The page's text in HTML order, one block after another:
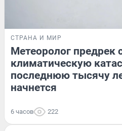
СТРАНА И МИР
Метеоролог
климатическую
последнюю тысячу
начнется
6 часов 222